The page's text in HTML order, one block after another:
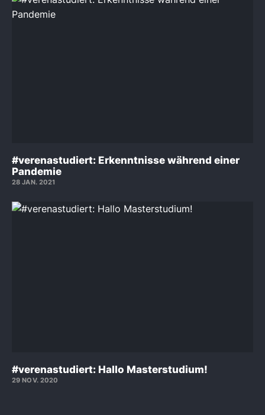
#verenastudiert: Erkenntnisse während einer
Pandemie
28 JAN. 2021
#verenastudiert: Hallo Masterstudium!
29 NOV. 2020